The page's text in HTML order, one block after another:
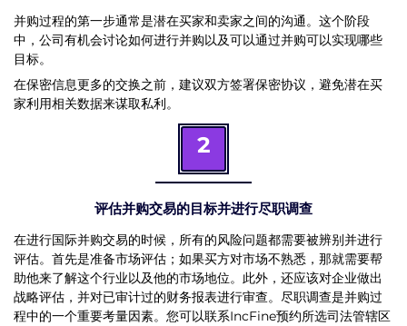
并购过程的第一步通常是潜在买家和卖家之间的沟通。这个阶段
中，公司有机会讨论如何进行并购以及可以通过并购可以实现哪些
目标。
在保密信息更多的交换之前，建议双方签署保密协议，避免潜在买
家利用相关数据来谋取私利。
2
评估并购交易的目标并进行尽职调查
在进行国际并购交易的时候，所有的风险问题都需要被辨别并进行
评估。首先是准备市场评估；如果买方对市场不熟悉，那就需要帮
助他来了解这个行业以及他的市场地位。此外，还应该对企业做出
战略评估，并对已审计过的财务报表进行审查。尽职调查是并购过
程中的一个重要考量因素。您可以联系IncFine预约所选司法管辖区